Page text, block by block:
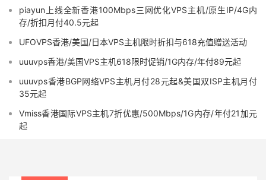
piayun上线全新香港100Mbps三网优化VPS主机/原生IP/4G内
存/折扣月付40.5元起
UFOVPS香港/美国/日本VPS主机限时折扣与618充值赠送活动
uuuvps香港/美国VPS主机618限时促销/1G内存/年付89元起
uuuvps香港BGP网络VPS主机月付28元起&美国双ISP主机月付
35元起
Vmiss香港国际VPS主机7折优惠/500Mbps/1G内存/年付21加元
起